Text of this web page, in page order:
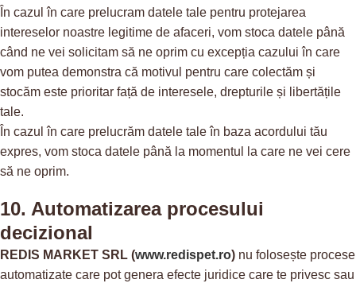
În cazul în care prelucram datele tale pentru protejarea
intereselor noastre legitime de afaceri, vom stoca datele până
când ne vei solicitam să ne oprim cu excepția cazului în care
vom putea demonstra că motivul pentru care colectăm și
stocăm este prioritar față de interesele, drepturile și libertățile
tale.
În cazul în care prelucrăm datele tale în baza acordului tău
expres, vom stoca datele până la momentul la care ne vei cere
să ne oprim.
10. Automatizarea procesului
decizional
REDIS MARKET SRL (www.redispet.ro) nu folosește procese
automatizate care pot genera efecte juridice care te privesc sau